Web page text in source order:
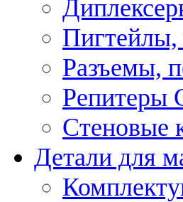
Пигтейлы,
Разъемы,
Репитеры
Стеновые
Детали для